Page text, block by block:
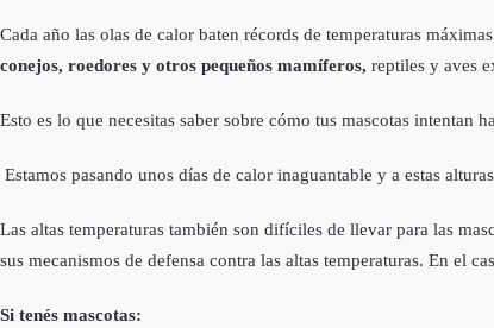
Cada año las olas de calor baten récords de temperaturas
conejos, roedores y otros pequeños mamíferos, reptiles y aves
Esto es lo que necesitas saber sobre cómo tus mascotas intentan
Estamos pasando unos días de calor inaguantable y a estas
Las altas temperaturas también son difíciles de llevar para las
sus mecanismos de defensa contra las altas temperaturas. En el
Si tenés mascotas: